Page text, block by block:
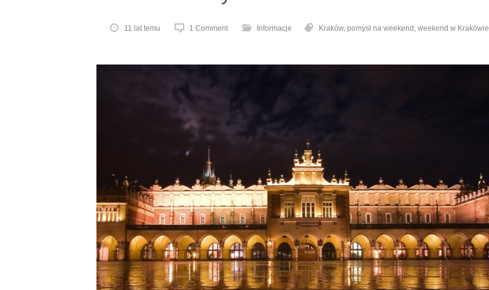
11 lat temu 1 Comment Informacje Kraków, pomysł na weekend , weekend w Krakowie